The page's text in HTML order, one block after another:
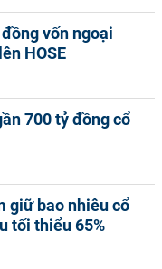
vốn ngoại
HOSE
700 tỷ đồng cổ
giữ bao nhiêu cổ
tối thiểu 65%